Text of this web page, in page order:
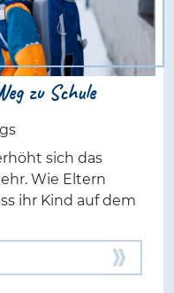
zu Schule
sich das
Wie Eltern
ihr Kind auf dem